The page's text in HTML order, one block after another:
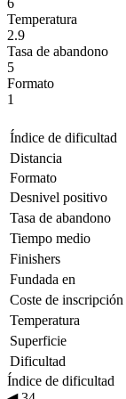
Temperatura
2.9
Tasa de abandono
5
Formato
1
Índice de dificultad
Distancia
Formato
Desnivel positivo
Tasa de abandono
Tiempo medio
Finishers
Fundada en
Coste de inscripción
Temperatura
Superficie
Dificultad
Índice de dificultad